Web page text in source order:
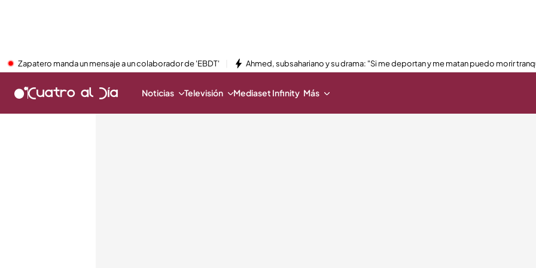
Zapatero manda un mensaje a un colaborador de 'EBDT' Ahmed, subsahariano y su drama: "Si me deportan y me matan puedo morir
Noticias Televisión Mediaset Infinity Más